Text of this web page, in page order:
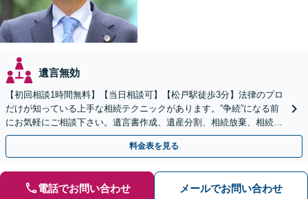
遺言無効
【初回相談1時間無料】【当日相談可】【松戸駅徒歩3分】法律のプロ
だけが知っている上手な相続テクニックがあります。”争続”になる前
にお気軽にご相談下さい。遺言書作成、遺産分割、相続放棄、相続税
のことなど弁護経験豊富です。
料金表を見る
電話でお問い合わせ メールでお問い合わせ